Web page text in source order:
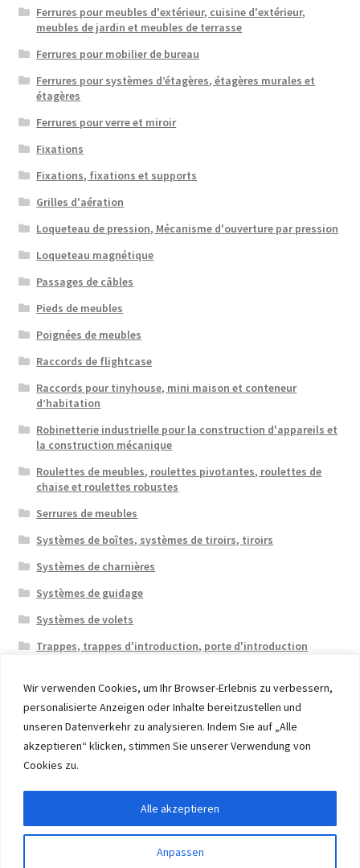
Wir verwenden Cookies, um Ihr Browser-Erlebnis zu verbessern,
personalisierte Anzeigen oder Inhalte bereitzustellen und
unseren Datenverkehr zu analysieren. Indem Sie auf „Alle
akzeptieren“ klicken, stimmen Sie unserer Verwendung von
Cookies zu.
Anpassen
Alle akzeptieren
Ferrures pour meubles d'extérieur, cuisine d'extérieur,
meubles de jardin et meubles de terrasse
Ferrures pour mobilier de bureau
Ferrures pour systèmes d’étagères, étagères murales et
étagères
Ferrures pour verre et miroir
Fixations
Fixations, fixations et supports
Grilles d'aération
Loqueteau de pression, Mécanisme d'ouverture par pression
Loqueteau magnétique
Passages de câbles
Pieds de meubles
Poignées de meubles
Raccords de flightcase
Raccords pour tinyhouse, mini maison et conteneur
d’habitation
Robinetterie industrielle pour la construction d'appareils et
la construction mécanique
Roulettes de meubles, roulettes pivotantes, roulettes de
chaise et roulettes robustes
Serrures de meubles
Systèmes de boîtes, systèmes de tiroirs, tiroirs
Systèmes de charnières
Systèmes de guidage
Systèmes de volets
Trappes, trappes d'introduction, porte d'introduction
© 2026 Eruon Trade UG, Germany, member of the ERUON